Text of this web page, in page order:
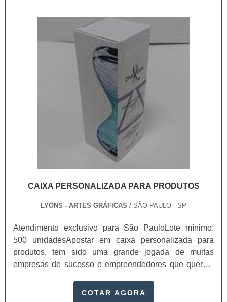
CAIXA PERSONALIZADA PARA PRODUTOS
LYONS - ARTES GRÁFICAS / SÃO PAULO - SP
Atendimento exclusivo para São PauloLote mínimo:
500 unidadesApostar em caixa personalizada para
produtos, tem sido uma grande jogada de muitas
empresas de sucesso e empreendedores que querem
forma correta e segura até o seu destino final. Quando
COTAR AGORA